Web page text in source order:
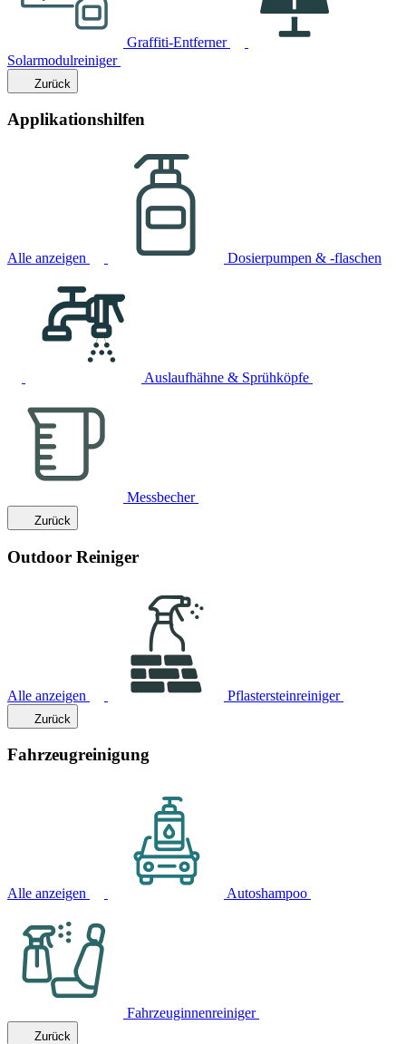
Graffiti-Entferner
Solarmodulreiniger
Zurück
Applikationshilfen
Alle anzeigen Dosierpumpen & -flaschen
Auslaufhähne & Sprühköpfe
Messbecher
Zurück
Outdoor Reiniger
Alle anzeigen Pflastersteinreiniger
Zurück
Fahrzeugreinigung
Alle anzeigen Autoshampoo
Fahrzeuginnenreiniger
Zurück